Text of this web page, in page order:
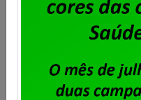
Após o encerramento
Coletivo de Trabalho
trabalhadores e
cobrada a
conforme aprovado